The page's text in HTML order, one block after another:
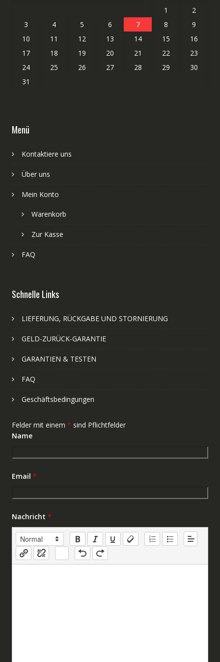
1
2
3
4 5 6 7 8
9
10
11 12 13 14 15
16
17
18 19 20 21 22
23
24
25 26 27 28 29
30
31
Menü
Kontaktiere uns
Über uns
Mein Konto
Warenkorb
Zur Kasse
FAQ
Schnelle Links
LIEFERUNG, RÜCKGABE UND STORNIERUNG
GELD-ZURÜCK-GARANTIE
GARANTIEN & TESTEN
FAQ
Geschäftsbedingungen
Felder mit einem * sind Pflichtfelder
Name
Email *
Nachricht *